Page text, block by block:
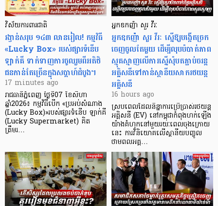
វិស័យការពារជាតិ
រង្វាន់សរុប ១៤៣ លានរៀល! កម្មវិធី
«Lucky Box» របស់ផ្សារទំនើប
ឡាក់គី ទាក់ទាញការចូលរួមពីអតិថិ
ជនកាន់តែច្រើនក្នុងសប្តាហ៍ដំបូង។
17 minutes ago
រាជធានីភ្នំពេញ ថ្ងៃទី07 ខែសីហា
ឆ្នាំ2026៖ កម្មវិធីបេីក «ប្រអប់សំណាង
(Lucky Box)»របស់ផ្សារទំនើប ឡាក់គី
(Lucky Supermarket) គិត
ត្រឹមរ…
អ្នកឧកញ៉ា សួរ វីរៈ
អ្នកឧកញ៉ា សួរ វីរៈ ស្នើឱ្យបង្កើតច្រក
ចេញចូលតែមួយ ដើម្បីលុបបំបាត់ភាព
ស្មុគស្មាញលើការស្នើសុំបតភ្ជាប់ចរន្ត
អគ្គិសនីទៅកាន់ស្ថានីយសាករថយន្ត
អគ្គិសនី
16 hours ago
ស្របពេលដែលនិន្នាការប្រើប្រាស់រថយន្ត
អគ្គិសនី (EV) នៅកម្ពុជាកំពុងហក់ឡើង
យ៉ាងគំហុកនៅមួយរយៈពេលចុងក្រោយ
នេះ ការវិនិយោគលើស្ថានីយបញ្ចូល
ថាមពលអគ្គ…